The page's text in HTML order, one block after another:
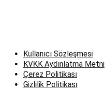
Kullanıcı Sözleşmesi
KVKK Aydınlatma Metni
Çerez Politikası
Gizlilik Politikası